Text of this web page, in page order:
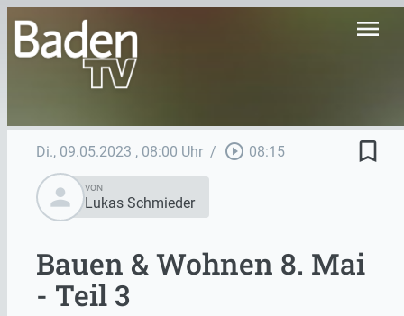
menu
Di., 09.05.2023 , 08:00 Uhr / play_circle_outline 08:15
bookmark_border
person
VON
Lukas Schmieder
Bauen & Wohnen 8. Mai
- Teil 3